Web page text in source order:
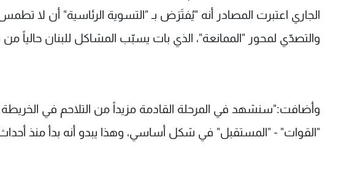
الجاري اعتبرت المصادر أنه "يُفتَرَض بـ "التسوية الرئاسية" أن لا
والتصدّي لمحور "الممانعة"، الذي بات يسبّب المشاكل للبنان حالياً
وأضافت:"سنشهد في المرحلة القادمة مزيداً من التلاحم في
"القوات" - "المستقبل" في شكل أساسي، وهذا يبدو أنه بدأ منذ